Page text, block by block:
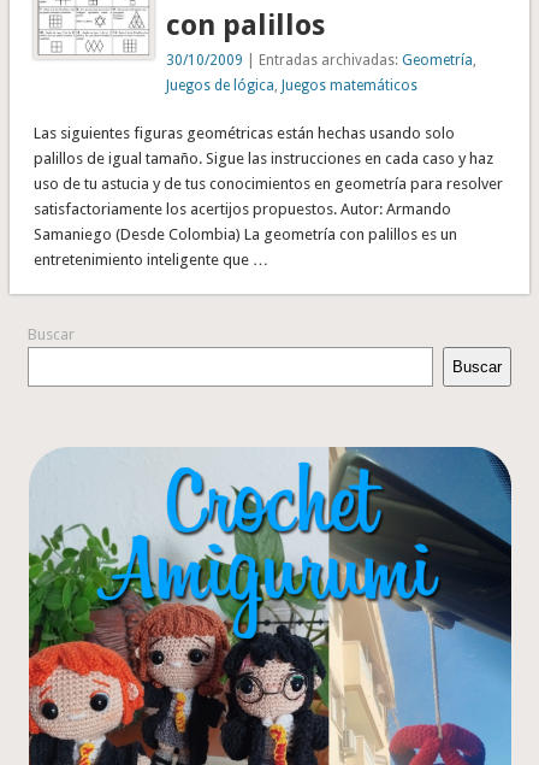
con palillos
30/10/2009 | Entradas archivadas:Geometría
Juegos de lógica ,Juegos matemáticos
Las siguientes figuras geométricas están hechas usando solo
palillos de igual tamaño. Sigue las instrucciones en cada caso y haz
uso de tu astucia y de tus conocimientos en geometría para resolver
satisfactoriamente los acertijos propuestos. Autor: Armando
Samaniego (Desde Colombia) La geometría con palillos es un
entretenimiento inteligente que …
Buscar
Buscar